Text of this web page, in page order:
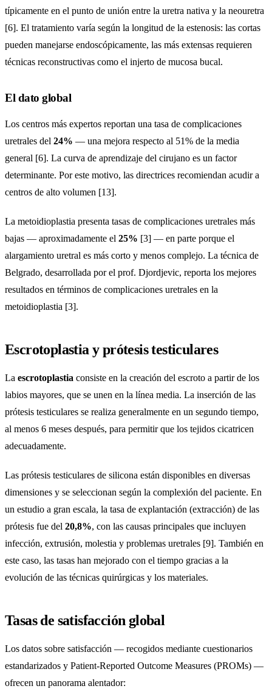
típicamente en el punto de unión entre la uretra nativa y la neouretra
[6]. El tratamiento varía según la longitud de la estenosis: las cortas
pueden manejarse endoscópicamente, las más extensas requieren
técnicas reconstructivas como el injerto de mucosa bucal.
El dato global
Los centros más expertos reportan una tasa de complicaciones
uretrales del 24% — una mejora respecto al 51% de la media
general [6]. La curva de aprendizaje del cirujano es un factor
determinante. Por este motivo, las directrices recomiendan acudir a
centros de alto volumen [13].
La metoidioplastia presenta tasas de complicaciones uretrales más
bajas — aproximadamente el 25% [3] — en parte porque el
alargamiento uretral es más corto y menos complejo. La técnica de
Belgrado, desarrollada por el prof. Djordjevic, reporta los mejores
resultados en términos de complicaciones uretrales en la
metoidioplastia [3].
Escrotoplastia y prótesis testiculares
La escrotoplastia consiste en la creación del escroto a partir de los
labios mayores, que se unen en la línea media. La inserción de las
prótesis testiculares se realiza generalmente en un segundo tiempo,
al menos 6 meses después, para permitir que los tejidos cicatricen
adecuadamente.
Las prótesis testiculares de silicona están disponibles en diversas
dimensiones y se seleccionan según la complexión del paciente. En
un estudio a gran escala, la tasa de explantación (extracción) de las
prótesis fue del 20,8%, con las causas principales que incluyen
infección, extrusión, molestia y problemas uretrales [9]. También en
este caso, las tasas han mejorado con el tiempo gracias a la
evolución de las técnicas quirúrgicas y los materiales.
Tasas de satisfacción global
Los datos sobre satisfacción — recogidos mediante cuestionarios
estandarizados y Patient-Reported Outcome Measures (PROMs) —
ofrecen un panorama alentador: